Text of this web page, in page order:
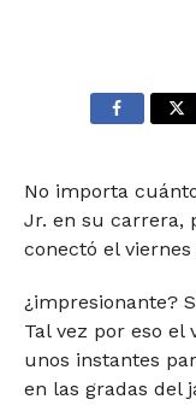
No importa
Jr. en su carrera,
conectó el
¿impresionante?
Tal vez por eso el
unos instantes
en las gradas del